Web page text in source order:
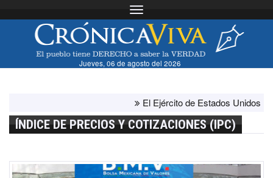
Toggle navigation
Jueves, 06 de agosto del 2026
El Ejército de Estados Unidos ha
ÍNDICE DE PRECIOS Y COTIZACIONES (IPC)